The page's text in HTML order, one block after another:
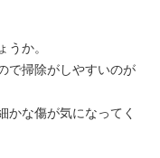
うか。
で掃除がしやすいのが
かな傷が気になってく